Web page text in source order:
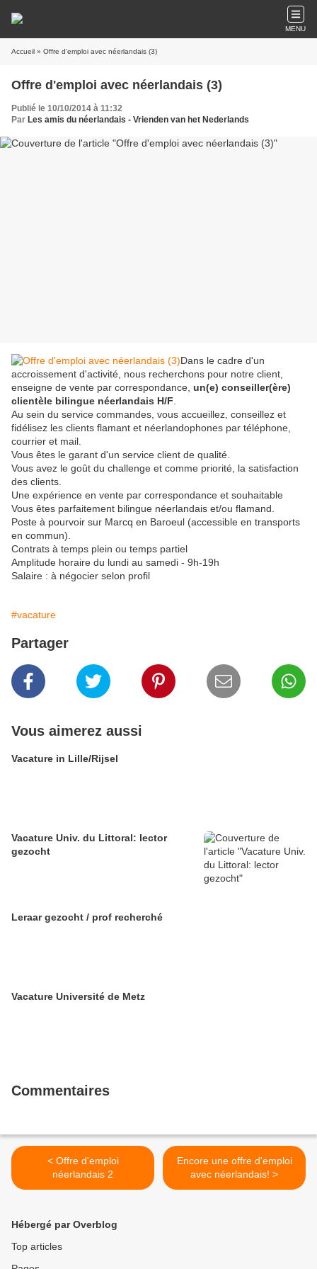
MENU
Accueil » Offre d'emploi avec néerlandais (3)
Offre d'emploi avec néerlandais (3)
Publié le 10/10/2014 à 11:32
Par Les amis du néerlandais - Vrienden van het Nederlands
Dans le cadre d'un
accroissement d'activité, nous recherchons pour notre client,
enseigne de vente par correspondance, un(e) conseiller(ère)
clientèle bilingue néerlandais H/F
Au sein du service commandes, vous accueillez, conseillez et
fidélisez les clients flamant et néerlandophones par téléphone,
courrier et mail.
Vous êtes le garant d'un service client de qualité.
Vous avez le goût du challenge et comme priorité, la satisfaction
des clients.
Une expérience en vente par correspondance et souhaitable
Vous êtes parfaitement bilingue néerlandais et/ou flamand.
Poste à pourvoir sur Marcq en Baroeul (accessible en transports
en commun).
Contrats à temps plein ou temps partiel
Amplitude horaire du lundi au samedi - 9h-19h
Salaire : à négocier selon profil
#vacature
Partager
Vous aimerez aussi
Vacature in Lille/Rijsel
Vacature Univ. du Littoral: lector
gezocht
Leraar gezocht / prof recherché
Vacature Université de Metz
Commentaires
< Offre d'emploi
néerlandais 2
Encore une offre d'emploi
avec néerlandais! >
Hébergé par Overblog
Top articles